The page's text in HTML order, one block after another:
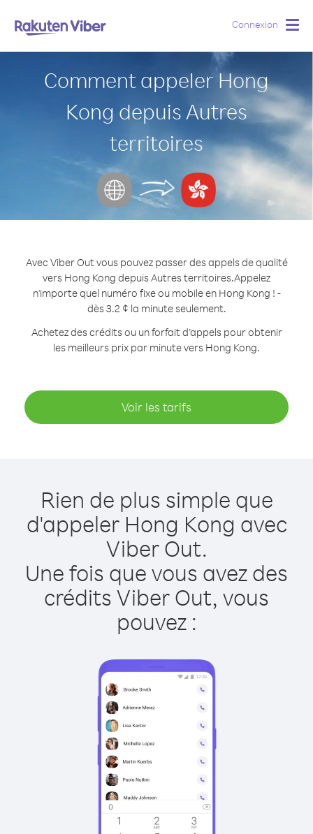
Connexion
Comment appeler Hong
Kong depuis Autres
territoires
Avec Viber Out vous pouvez passer des appels de qualité
vers Hong Kong depuis Autres territoires.Appelez
n'importe quel numéro fixe ou mobile en Hong Kong ! -
dès 3.2 ¢ la minute seulement.
Achetez des crédits ou un forfait d’appels pour obtenir
les meilleurs prix par minute vers Hong Kong.
Voir les tarifs
Rien de plus simple que
d'appeler Hong Kong avec
Viber Out.
Une fois que vous avez des
crédits Viber Out, vous
pouvez :